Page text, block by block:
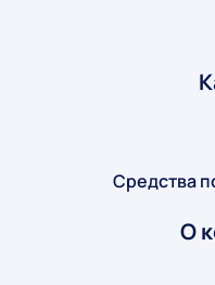
Средства
О